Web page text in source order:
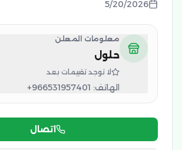
5/20/2026
معلومات المعلن
حلول
لا توجد تقييمات بعد
الهاتف: +966531957401
اتصال